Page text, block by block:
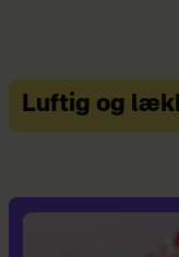
Luftig og